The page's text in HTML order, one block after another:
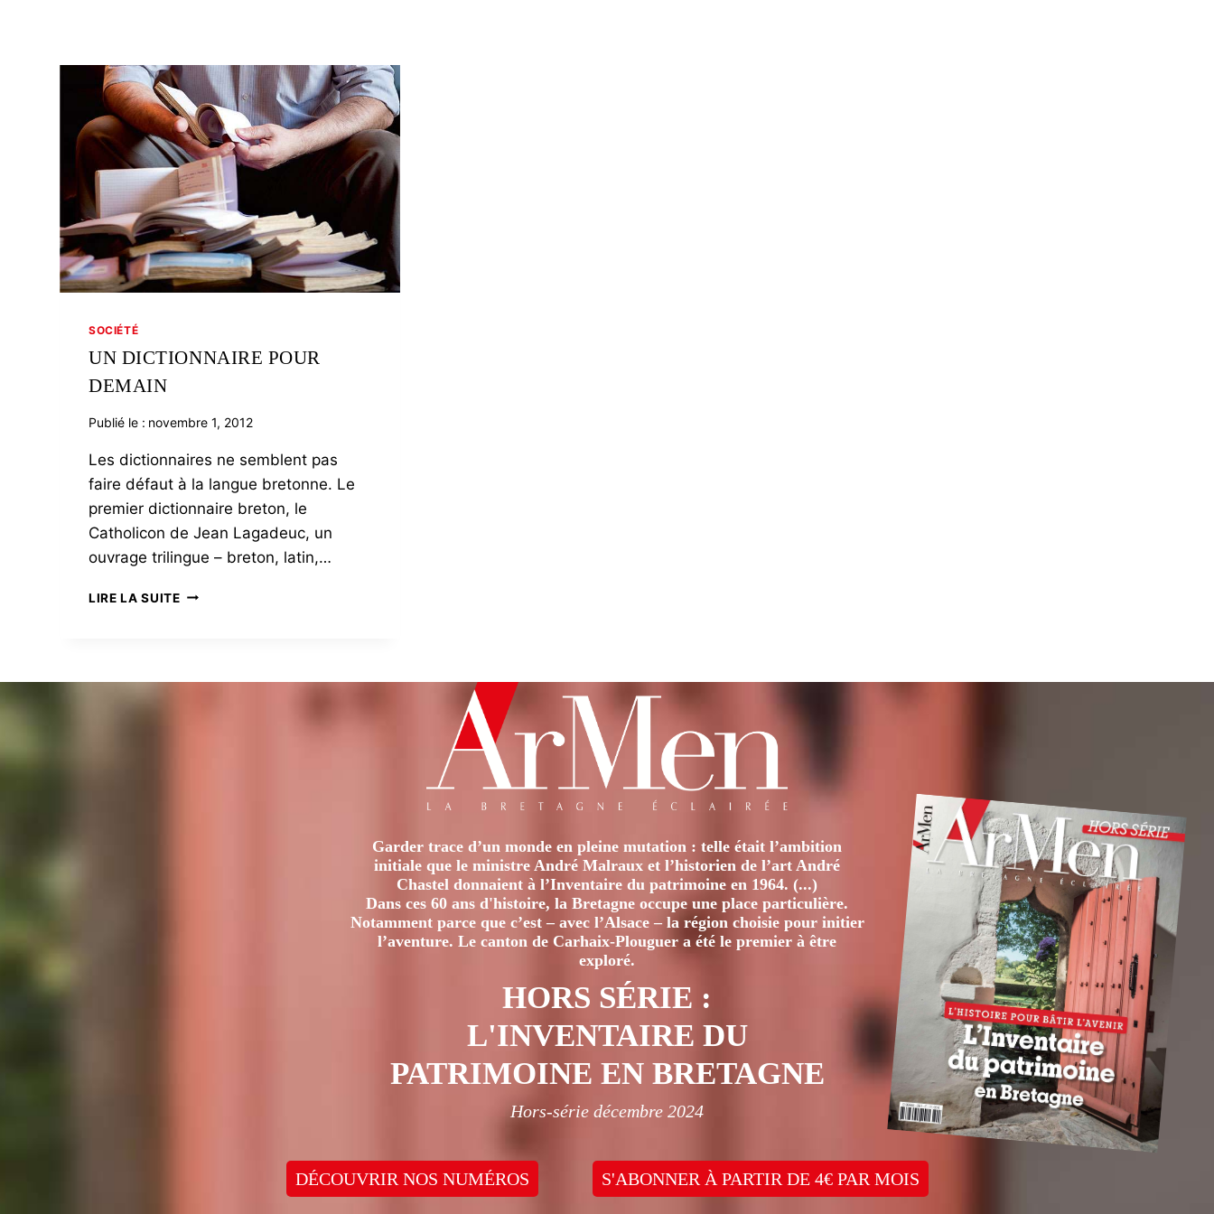
SOCIÉTÉ
UN DICTIONNAIRE POUR
DEMAIN
Publié le : novembre 1, 2012
Les dictionnaires ne semblent pas
faire défaut à la langue bretonne. Le
premier dictionnaire breton, le
Catholicon de Jean Lagadeuc, un
ouvrage trilingue – breton, latin,…
LIRE LA SUITEUN
Garder trace d’un monde en pleine mutation : telle était l’ambition
initiale que le ministre André Malraux et l’historien de l’art André
Chastel donnaient à l’Inventaire du patrimoine en 1964. (...)
Dans ces 60 ans d'histoire, la Bretagne occupe une place particulière.
Notamment parce que c’est – avec l’Alsace – la région choisie pour initier
l’aventure. Le canton de Carhaix-Plouguer a été le premier à être
exploré.
HORS SÉRIE :
L'INVENTAIRE DU
PATRIMOINE EN BRETAGNE
Hors-série décembre 2024
DÉCOUVRIR NOS NUMÉROS S'ABONNER À PARTIR DE 4€ PAR MOIS